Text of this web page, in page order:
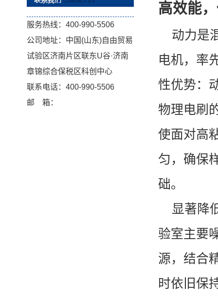
KT-D300 多管涡旋混匀仪
服务热线：400-990-5506
公司地址：中国(山东)自由贸易
试验区济南片区联东U谷·济南
章锦综合保税区科创中心
联系电话：400-990-5506
邮 箱：
高效能
动力是
电机，率
性优势：
物理电刷
使面对高
匀，确保
础。
显著降
验室主要
源，结合
时依旧保